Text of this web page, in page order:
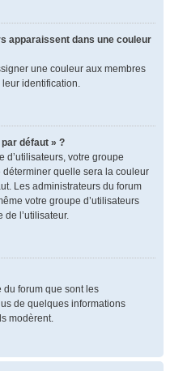
apparaissent dans une couleur
une couleur aux membres
leur identification.
par défaut » ?
d’utilisateurs, votre groupe
déterminer quelle sera la couleur
Les administrateurs du forum
votre groupe d’utilisateurs
l’utilisateur.
du forum que sont les
de quelques informations
modèrent.